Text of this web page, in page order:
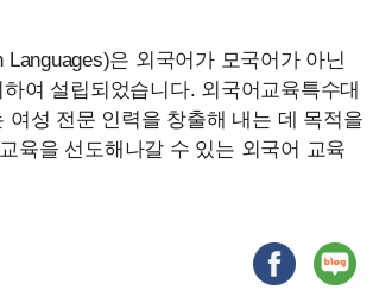
은 외국어가 모국어가 아닌
여 설립되었습니다. 외국어교육특수대
성 전문 인력을 창출해 내는 데 목적을
육을 선도해나갈 수 있는 외국어 교육